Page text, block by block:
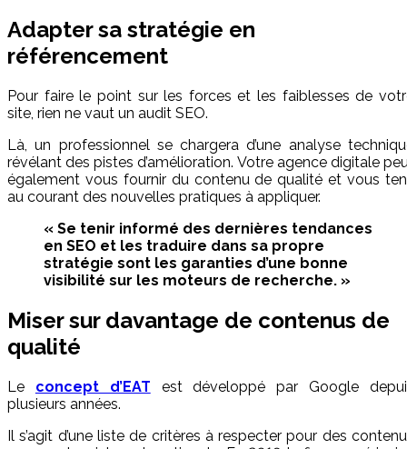
Adapter sa stratégie en
référencement
Pour faire le point sur les forces et les faiblesses de
site, rien ne vaut un audit SEO.
Là, un professionnel se chargera d’une analyse
révélant des pistes d’amélioration. Votre agence digitale
également vous fournir du contenu de qualité et vous
au courant des nouvelles pratiques à appliquer.
« Se tenir informé des dernières tendances
en SEO et les traduire dans sa propre
stratégie sont les garanties d’une bonne
visibilité sur les moteurs de recherche. »
Miser sur davantage de contenus de
qualité
Le concept d’EAT est développé par Google
plusieurs années.
Il s’agit d’une liste de critères à respecter pour des